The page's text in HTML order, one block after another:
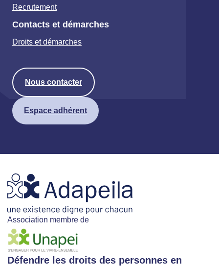
Recrutement
Contacts et démarches
Droits et démarches
Nous contacter
Espace adhérent
Association membre de
Défendre les droits des personnes en